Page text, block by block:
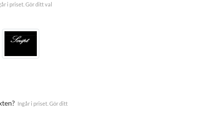
i priset. Gör ditt val
Ingår i priset. Gör ditt